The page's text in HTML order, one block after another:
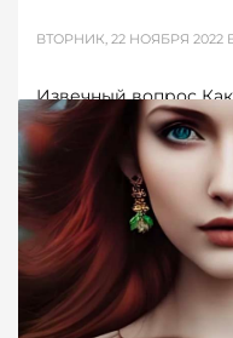
ВТОРНИК, 22 НОЯБРЯ 2022
Извечный вопрос
вернуть любимого
Осознание того, что
любимый человек,
непереносимую боль.
ОПУБЛИКОВАНО В
ОБ
МЕТКИ: РАССТАВАНИЕ